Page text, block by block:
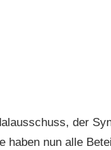
der
haben nun alle